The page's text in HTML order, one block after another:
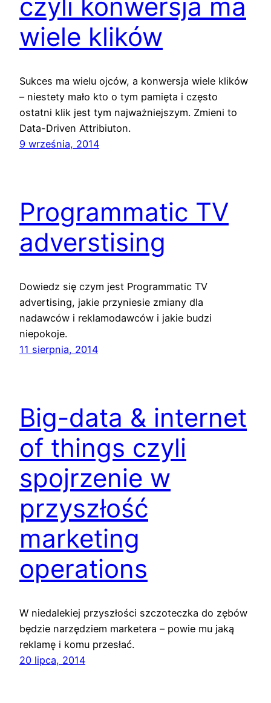
czyli konwersja ma
wiele klików
Sukces ma wielu ojców, a konwersja wiele klików
– niestety mało kto o tym pamięta i często
ostatni klik jest tym najważniejszym. Zmieni to
Data-Driven Attribiuton.
9 września, 2014
Programmatic TV
adverstising
Dowiedz się czym jest Programmatic TV
advertising, jakie przyniesie zmiany dla
nadawców i reklamodawców i jakie budzi
niepokoje.
11 sierpnia, 2014
Big-data & internet
of things czyli
spojrzenie w
przyszłość
marketing
operations
W niedalekiej przyszłości szczoteczka do zębów
będzie narzędziem marketera – powie mu jaką
reklamę i komu przesłać.
20 lipca, 2014